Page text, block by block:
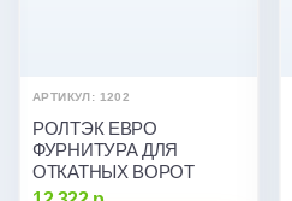
АРТИКУЛ: 1202
РОЛТЭК ЕВРО
ФУРНИТУРА ДЛЯ
ОТКАТНЫХ ВОРОТ